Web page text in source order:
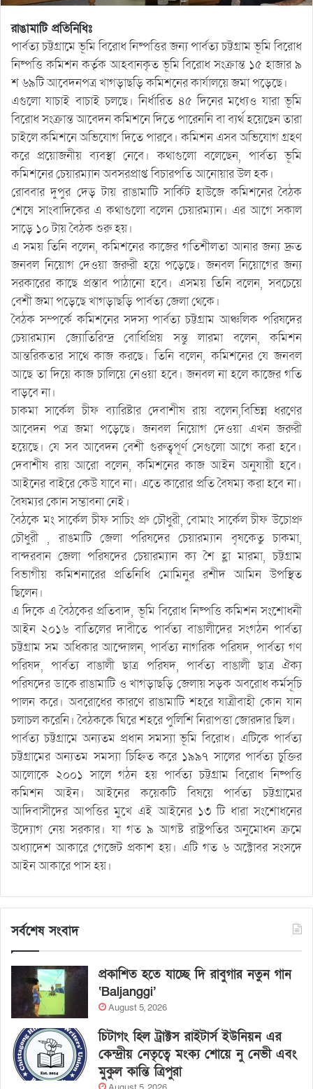
রাঙামাটি প্রতিনিধিঃ
পার্বত্য চট্টগ্রামে ভূমি বিরোধ নিষ্পত্তির জন্য পার্বত্য চট্টগ্রাম ভূমি বিরোধ
নিষ্পত্তি কমিশন কর্তৃক আহবানকৃত ভূমি বিরোধ সংক্রান্ত ১৫ হাজার ৯
শ ৬৯টি আবেদনপত্র খাগড়াছড়ি কমিশনের কার্যালয়ে জমা পড়েছে।
এগুলো যাচাই বাচাই চলছে। নির্ধারিত ৪৫ দিনের মধ্যেও যারা ভূমি
বিরোধ সংক্রান্ত আবেদন কমিশনে দিতে পারেননি বা ব্যর্থ হয়েছেন তারা
চাইলে কমিশনে অভিযোগ দিতে পারবে। কমিশন এসব অভিযোগ গ্রহণ
করে প্রয়োজনীয় ব্যবস্থা নেবে। কথাগুলো বলেছেন, পার্বত্য ভূমি
কমিশনের চেয়ারম্যান অবসরপ্রাপ্ত বিচারপতি আনোয়ার উল হক।
রোববার দুপুর দেড় টায় রাঙামাটি সার্কিট হাউজে কমিশনের বৈঠক
শেষে সাংবাদিকের এ কথাগুলো বলেন চেয়ারম্যান। এর আগে সকাল
সাড়ে ১০ টায় বৈঠক শুরু হয়।
এ সময় তিনি বলেন, কমিশনের কাজের গতিশীলতা আনার জন্য দ্রুত
জনবল নিয়োগ দেওয়া জরুরী হয়ে পড়েছে। জনবল নিয়োগের জন্য
সরকারের কাছে প্রস্তাব পাঠানো হবে। এসময় তিনি বলেন, সবচেয়ে
বেশী জমা পড়েছে খাগড়াছড়ি পার্বত্য জেলা থেকে।
বৈঠক সম্পর্কে কমিশনের সদস্য পার্বত্য চট্টগ্রাম আঞ্চলিক পরিষদের
চেয়ারম্যান জ্যোতিরিন্দ্র বোধিপ্রিয় সন্তু লারমা বলেন, কমিশন
আন্তরিকতার সাথে কাজ করছে। তিনি বলেন, কমিশনের যে জনবল
আছে তা দিয়ে কাজ চালিয়ে নেওয়া হবে। জনবল না হলে কাজের গতি
বাড়বে না।
চাকমা সার্কেল চীফ ব্যারিষ্টার দেবাশীষ রায় বলেন,বিভিন্ন ধরণের
আবেদন পত্র জমা পড়েছে। জনবল নিয়োগ দেওয়া এখন জরুরী
হয়েছে। যে সব আবেদন বেশী গুরুত্বপূর্ণ সেগুলো আগে করা হবে।
দেবাশীষ রায় আরো বলেন, কমিশনের কাজ আইন অনুযায়ী হবে।
আইনের বাইরে কেউ যাবে না। এতে কারোর প্রতি বৈষম্য করা হবে না।
বৈষম্যর কোন সম্ভাবনা নেই।
বৈঠকে মং সার্কেল চীফ সাচিং প্রু চৌধুরী, বোমাং সার্কেল চীফ উচোপ্রু
চৌধুরী , রাঙমাটি জেলা পরিষদের চেয়ারম্যান বৃষকেতু চাকমা,
বান্দরবান জেলা পরিষদের চেয়ারম্যান ক্য শৈ হ্লা মারমা, চট্টগ্রাম
বিভাগীয় কমিশনারের প্রতিনিধি মোমিনুর রশীদ আমিন উপস্থিত
ছিলেন।
এ দিকে এ বৈঠকের প্রতিবাদ, ভূমি বিরোধ নিষ্পত্তি কমিশন সংশোধনী
আইন ২০১৬ বাতিলের দাবীতে পার্বত্য বাঙালীদের সংগঠন পার্বত্য
চট্টগ্রাম সম অধিকার আন্দোলন, পার্বত্য নাগরিক পরিষদ, পার্বত্য গণ
পরিষদ, পার্বত্য বাঙালী ছাত্র পরিষদ, পার্বত্য বাঙালী ছাত্র ঐক্য
পরিষদের ডাকে রাঙামাটি ও খাগড়াছড়ি জেলায় সড়ক অবরোধ কর্মসূচি
পালন করে। অবরোধের কারণে রাঙামাটি শহরে যাত্রীবাহী কোন যান
চলাচল করেনি। বৈঠককে ঘিরে শহরে পুলিশি নিরাপত্তা জোরদার ছিল।
পার্বত্য চট্টগ্রামে অন্যতম প্রধান সমস্যা ভূমি বিরোধ। এটিকে পার্বত্য
চট্টগ্রামের অন্যতম সমস্যা চিহ্নিত করে ১৯৯৭ সালের পার্বত্য চুক্তির
আলোকে ২০০১ সালে গঠন হয় পার্বত্য চট্টগ্রাম বিরোধ নিষ্পত্তি
কমিশন আইন। আইনের কয়েকটি বিষয়ে পার্বত্য চট্টগ্রামের
আদিবাসীদের আপত্তির মুখে এই আইনের ১৩ টি ধারা সংশোধনের
উদ্যোগ নেয় সরকার। যা গত ৯ আগষ্ট রাষ্ট্রপতির অনুমোধন ক্রমে
অধ্যাদেশ আকারে গেজেট প্রকাশ হয়। এটি গত ৬ অক্টোবর সংসদে
আইন আকারে পাস হয়।
সর্বশেষ সংবাদ
প্রকাশিত হতে যাচ্ছে দি রাবুগার নতুন গান
‘Baljanggi’
August 5, 2026
চিটাগং হিল ট্রাক্টস রাইটার্স ইউনিয়ন এর
কেন্দ্রীয় নেতৃত্বে মংক্য শোয়ে নু নেভী এবং
মুকুল কান্তি ত্রিপুরা